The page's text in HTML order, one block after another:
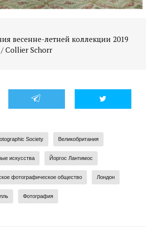
весенне-летней коллекции 2019
Collier Schorr
Society Великобритания
искусства Йоргос Лантимос
фотографическое общество Лондон
Фотография